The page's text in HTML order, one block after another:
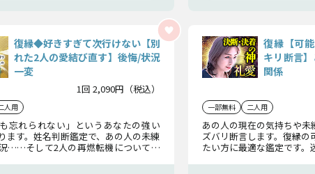
復縁◆好きすぎて次行けない【別
れた2人の愛結び直す】後悔/状況
一変
1回 2,090円（税込）
人用
も忘れられない」というあなたの強い
ます。姓名判断鑑定で、あの人の未練
……そして2人の再燃転機について紐
復縁【可
キリ断言
関係
一部無料 二人用
あの人の現在の気持ちや未
ズバリ断言します。復縁の
たい方に最適な鑑定です。